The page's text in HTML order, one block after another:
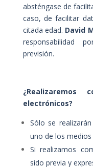
absténgase de
caso, de facilitar
citada edad. David
responsabilidad
previsión.
¿Realizaremos
electrónicos?
Sólo se
uno de los
Si realizamos
sido previa y